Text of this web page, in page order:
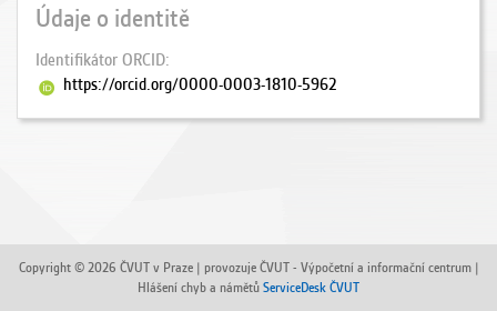
Údaje o identitě
Identifikátor ORCID
https://orcid.org/0000-0003-1810-5962
Copyright © 2026 ČVUT v Praze | provozuje ČVUT - Výpočetní a informační centrum |
Hlášení chyb a námětů ServiceDesk ČVUT